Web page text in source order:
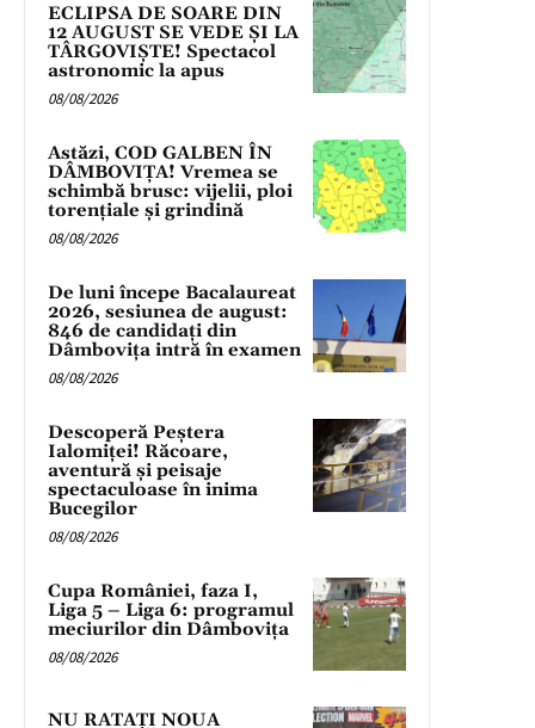
ECLIPSA DE SOARE DIN
12 AUGUST SE VEDE ȘI LA
TÂRGOVIȘTE! Spectacol
astronomic la apus
08/08/2026
Astăzi, COD GALBEN ÎN
DÂMBOVIȚA! Vremea se
schimbă brusc: vijelii, ploi
torențiale și grindină
08/08/2026
De luni începe Bacalaureat
2026, sesiunea de august:
846 de candidați din
Dâmbovița intră în examen
08/08/2026
Descoperă Peștera
Ialomiței! Răcoare,
aventură și peisaje
spectaculoase în inima
Bucegilor
08/08/2026
Cupa României, faza I,
Liga 5 – Liga 6: programul
meciurilor din Dâmbovița
08/08/2026
NU RATAȚI NOUA